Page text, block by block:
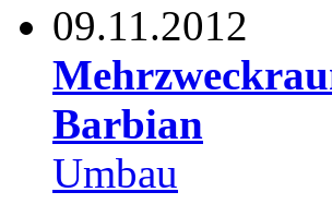
09.11.2012
Barbian
Umbau